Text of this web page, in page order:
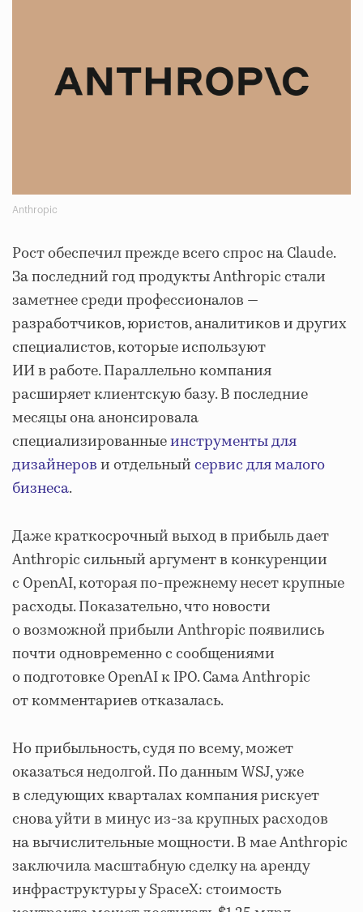
Anthropic
Рост обеспечил прежде всего спрос на Claude.
За последний год продукты Anthropic стали
заметнее среди профессионалов —
разработчиков, юристов, аналитиков и других
специалистов, которые используют
ИИ в работе. Параллельно компания
расширяет клиентскую базу. В последние
месяцы она анонсировала
специализированныеинструменты для
дизайнерови отдельныйсервис для малого
бизнеса.
Даже краткосрочный выход в прибыль дает
Anthropic сильный аргумент в конкуренции
с OpenAI, которая по-прежнему несет крупные
расходы. Показательно, что новости
о возможной прибыли Anthropic появились
почти одновременно с сообщениями
о подготовке OpenAI к IPO. Сама Anthropic
от комментариев отказалась.
Но прибыльность, судя по всему, может
оказаться недолгой. По данным WSJ, уже
в следующих кварталах компания рискует
снова уйти в минус из-за крупных расходов
на вычислительные мощности. В мае Anthropic
заключила масштабную сделку на аренду
инфраструктуры у SpaceX: стоимость